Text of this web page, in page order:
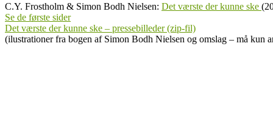
C.Y. Frostholm & Simon Bodh Nielsen: Det værste der kunne ske
Se de første sider
Det værste der kunne ske – pressebilleder (zip-fil)
(ilustrationer fra bogen af Simon Bodh Nielsen og omslag – må kun